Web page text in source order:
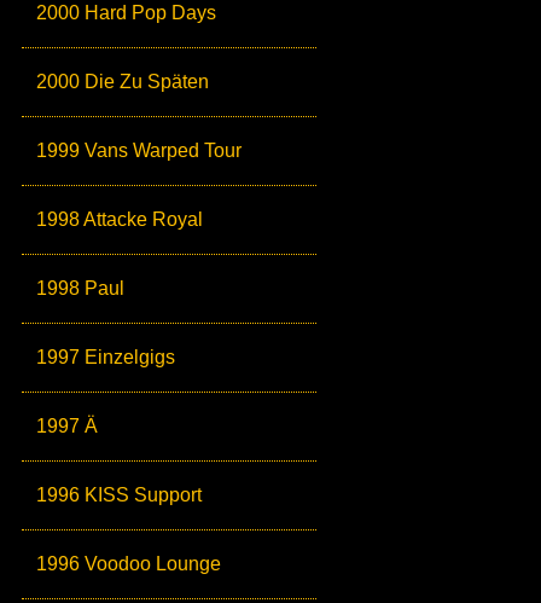
2000 Hard Pop Days
2000 Die Zu Späten
1999 Vans Warped Tour
1998 Attacke Royal
1998 Paul
1997 Einzelgigs
1997 Ä
1996 KISS Support
1996 Voodoo Lounge